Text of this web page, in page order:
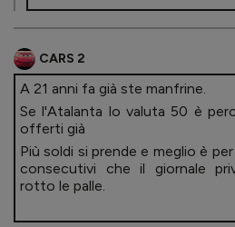
CARS 2
A 21 anni fa già ste manfrine.
Se l'Atalanta lo valuta 50 è
offerti già
Più soldi si prende e meglio è
consecutivi che il giornale
rotto le palle.